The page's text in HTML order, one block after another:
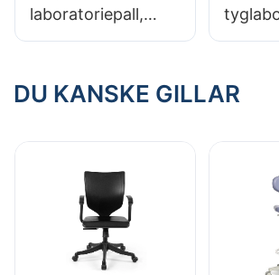
laboratoriepall,
justerbar arbetsstol
sjukhuslaboratorier
er
DU KANSKE GILLAR